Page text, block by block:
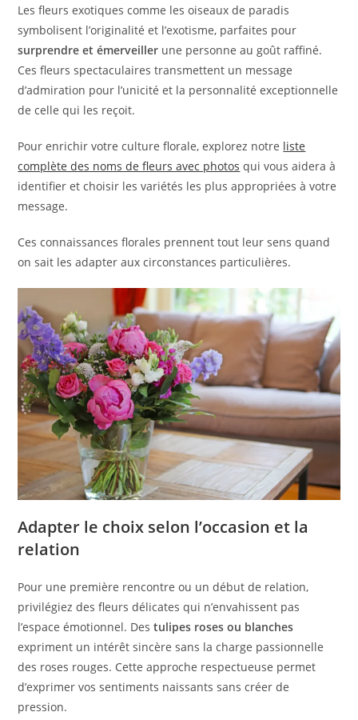
Les fleurs exotiques comme les oiseaux de paradis
symbolisent l’originalité et l’exotisme, parfaites pour
surprendre et émerveiller une personne au goût raffiné.
Ces fleurs spectaculaires transmettent un message
d’admiration pour l’unicité et la personnalité exceptionnelle
de celle qui les reçoit.
Pour enrichir votre culture florale, explorez notre liste
complète des noms de fleurs avec photos qui vous aidera à
identifier et choisir les variétés les plus appropriées à votre
message.
Ces connaissances florales prennent tout leur sens quand
on sait les adapter aux circonstances particulières.
Adapter le choix selon l’occasion et la
relation
Pour une première rencontre ou un début de relation,
privilégiez des fleurs délicates qui n’envahissent pas
l’espace émotionnel. Destulipes roses ou blanches
expriment un intérêt sincère sans la charge passionnelle
des roses rouges. Cette approche respectueuse permet
d’exprimer vos sentiments naissants sans créer de
pression.